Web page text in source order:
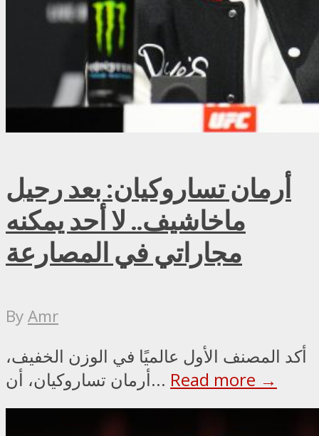
أرمان تساروكيان: بعد رحيل
ماخاشيف.. لا أحد يمكنه
مجاراتي في المصارعة
ByAmr
أكد المصنف الأول عالميًا في الوزن الخفيف،
أرمان تساروكيان، أن... Read more →